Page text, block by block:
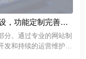
，功能定制完善，
分。通过专业的网站制
和持续的运营维护，